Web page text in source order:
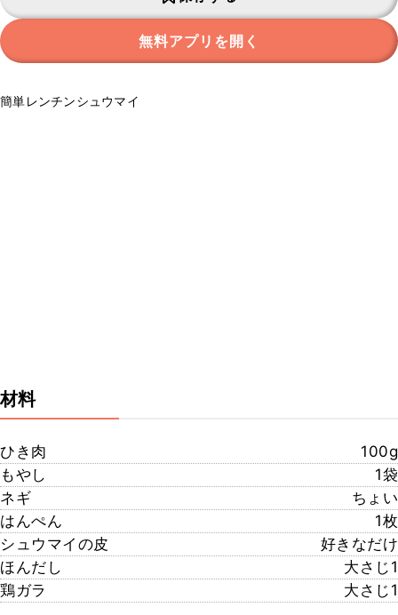
無料アプリを開く
簡単レンチンシュウマイ
材料
ひき肉
100g
もやし
1袋
ネギ
ちょい
はんぺん
1枚
シュウマイの皮
好きなだけ
ほんだし
大さじ1
鶏ガラ
大さじ1